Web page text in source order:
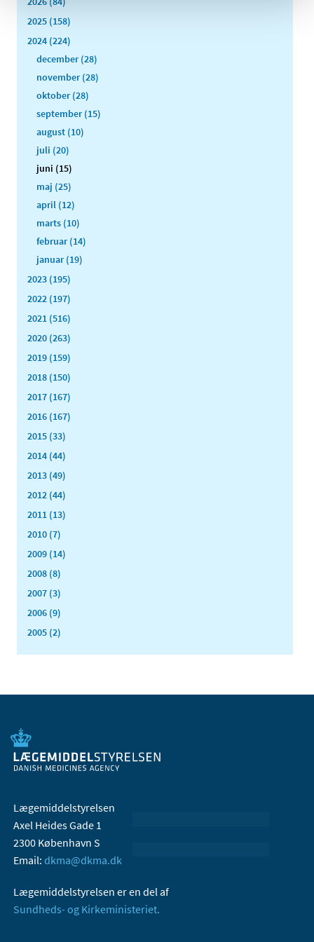
2025 (158)
2024 (224)
december (28)
november (28)
oktober (28)
september (15)
august (10)
juli (20)
juni (15)
maj (25)
april (12)
marts (10)
februar (14)
januar (19)
2023 (195)
2022 (197)
2021 (516)
2020 (263)
2019 (159)
2018 (150)
2017 (167)
2016 (167)
2015 (33)
2014 (44)
2013 (49)
2012 (44)
2011 (13)
2010 (7)
2009 (14)
2008 (8)
2007 (3)
2006 (9)
2005 (2)
Lægemiddelstyrelsen
Axel Heides Gade 1
2300 København S
Email: dkma@dkma.dk
Lægemiddelstyrelsen er en del af
Sundheds- og Kirkeministeriet.